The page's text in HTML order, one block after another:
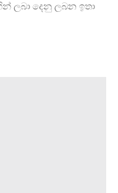
ලබා දෙනු ලබන ඉතා